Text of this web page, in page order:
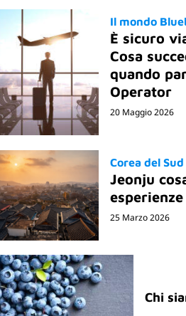
Il mondo
È sicuro
Cosa
quando
Operator
20 Maggio 2026
Corea del
Jeonju
25 Marzo 2026
Chi